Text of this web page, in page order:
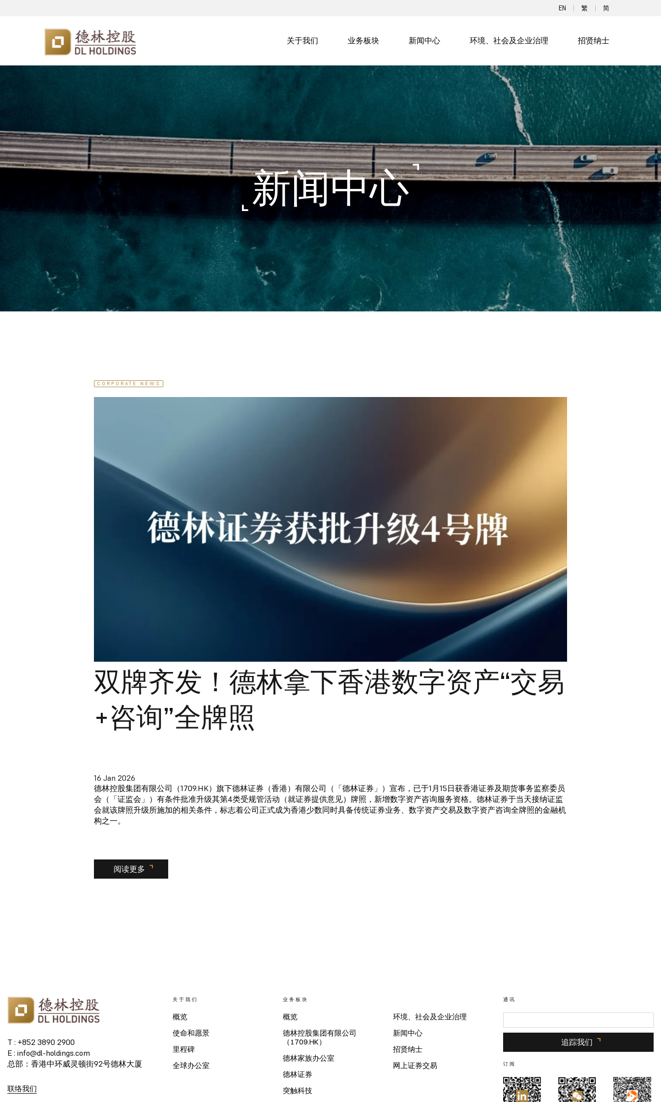
EN 繁 简
关于我们 业务板块 新闻中心 环境、社会及企业治理 招贤纳士
新闻中心
CORPORATE NEWS
双牌齐发！德林拿下香港数字资产“交易
+咨询”全牌照
16 Jan 2026
德林控股集团有限公司（1709.HK）旗下德林证券（香港）有限公司（「德林证券」）宣布，已于1月15日获香港证券及期货事务监察委员
会（「证监会」）有条件批准升级其第4类受规管活动（就证券提供意见）牌照，新增数字资产咨询服务资格。德林证券于当天接纳证监
会就该牌照升级所施加的相关条件，标志着公司正式成为香港少数同时具备传统证券业务、数字资产交易及数字资产咨询全牌照的金融机
构之一。
阅读更多
T : +852 3890 2900
E : info@dl-holdings.com
总部：香港中环威灵顿街92号德林大厦
联络我们
关于我们
概览
使命和愿景
里程碑
全球办公室
业务板块
概览
德林控股集团有限公司
（1709.HK）
德林家族办公室
德林证券
突触科技
环境、社会及企业治理
新闻中心
招贤纳士
网上证券交易
通讯
追踪我们
订阅